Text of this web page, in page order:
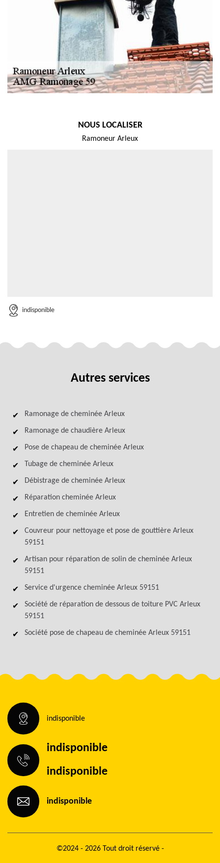
NOUS LOCALISER
Ramoneur Arleux
indisponible
Autres services
Ramonage de cheminée Arleux
Ramonage de chaudière Arleux
Pose de chapeau de cheminée Arleux
Tubage de cheminée Arleux
Débistrage de cheminée Arleux
Réparation cheminée Arleux
Entretien de cheminée Arleux
Couvreur pour nettoyage et pose de gouttière Arleux
59151
Artisan pour réparation de solin de cheminée Arleux
59151
Service d'urgence cheminée Arleux 59151
Société de réparation de dessous de toiture PVC Arleux
59151
Société pose de chapeau de cheminée Arleux 59151
indisponible
indisponible
indisponible
indisponible
©2024 - 2026 Tout droit réservé -